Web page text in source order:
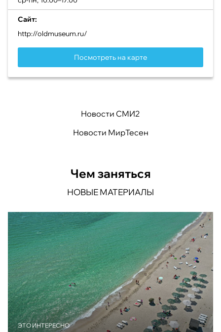
Сайт:
http://oldmuseum.ru/
Посмотреть на карте
Новости СМИ2
Новости МирТесен
Чем заняться
НОВЫЕ МАТЕРИАЛЫ
ЭТО ИНТЕРЕСНО